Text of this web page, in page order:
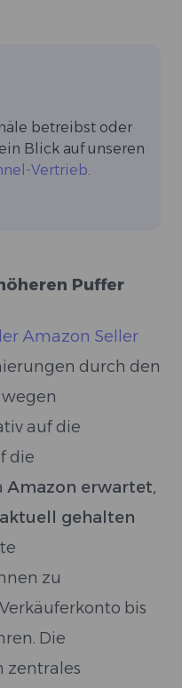
betreibst oder
Blick auf unseren
Vertrieb.
Puffer
Amazon Seller
durch den
wegen
auf die
die
Amazon erwartet,
gehalten
zu
bis
Die
zentrales